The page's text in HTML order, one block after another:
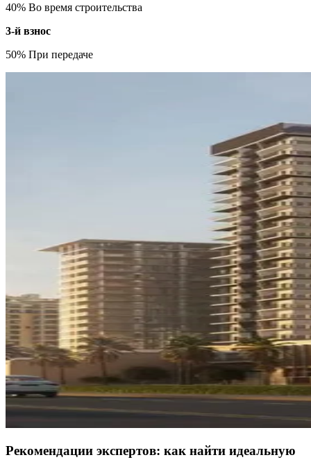
40% Во время строительства
3-й взнос
50% При передаче
Рекомендации экспертов: как найти идеальную